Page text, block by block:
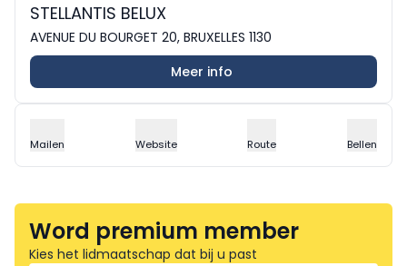
STELLANTIS BELUX
AVENUE DU BOURGET 20, BRUXELLES 1130
Meer info
Mailen Website Route Bellen
Word premium member
Kies het lidmaatschap dat bij u past